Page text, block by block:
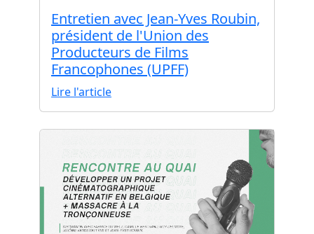
Entretien avec Jean-Yves Roubin,
président de l'Union des
Producteurs de Films
Francophones (UPFF)
Lire l'article